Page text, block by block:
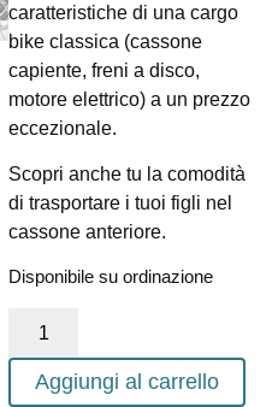
caratteristiche di una cargo
bike classica (cassone
capiente, freni a disco,
motore elettrico) a un prezzo
eccezionale.
Scopri anche tu la comodità
di trasportare i tuoi figli nel
cassone anteriore.
Disponibile su ordinazione
Aggiungi al carrello